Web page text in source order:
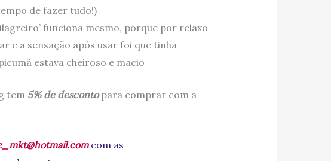
de fazer tudo!)
funciona mesmo, porque por relaxo
e a sensação após usar foi que tinha
estava cheiroso e macio
tem 5% de descontopara comprar com a
com as